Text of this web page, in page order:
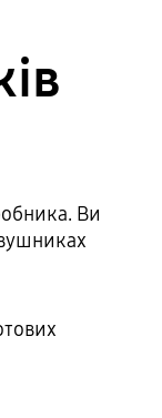
Ви